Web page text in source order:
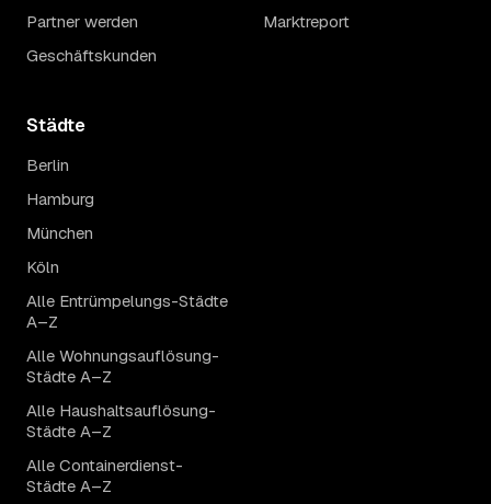
Partner werden
Geschäftskunden
Marktreport
Städte
Berlin
Hamburg
München
Köln
Alle Entrümpelungs-Städte
A–Z
Alle Wohnungsauflösung-
Städte A–Z
Alle Haushaltsauflösung-
Städte A–Z
Alle Containerdienst-
Städte A–Z